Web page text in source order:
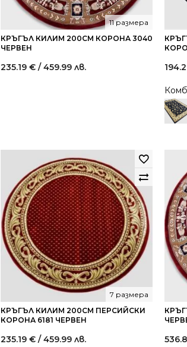
КРЪГЪЛ КИЛИМ 200СМ КОРОНА 3040
ЧЕРВЕН
11 размера
235.19 € / 459.99 лв.
КРЪГЪЛ КИЛИМ 200СМ ПЕРСИЙСКИ
КОРОНА 6181 ЧЕРВЕН
7 размера
235.19 € / 459.99 лв.